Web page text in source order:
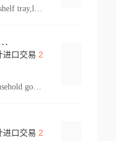
Cornelia Arlington Va
进口交易 2
personal effect,used household goods
进口交易 2